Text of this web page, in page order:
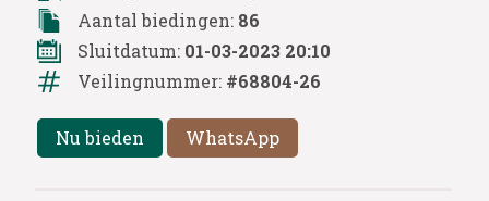
Aantal biedingen: 86
Sluitdatum: 01-03-2023 20:10
Veilingnummer: #68804-26
Nu bieden WhatsApp